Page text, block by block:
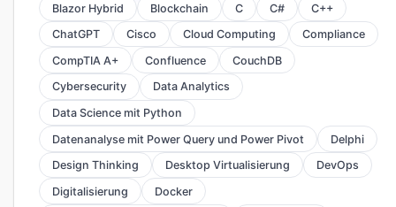
Blazor Hybrid
Blockchain C C#
C++
ChatGPT
Cisco Cloud Computing
Compliance
CompTIA A+
Confluence
CouchDB
Cybersecurity
Data Analytics
Data Science mit Python
Datenanalyse mit Power Query und Power Pivot
Delphi
Design Thinking
Desktop Virtualisierung
DevOps
Digitalisierung
Docker